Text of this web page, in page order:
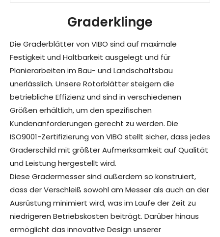
Graderklinge
Die Graderblätter von VIBO sind auf maximale
Festigkeit und Haltbarkeit ausgelegt und für
Planierarbeiten im Bau- und Landschaftsbau
unerlässlich. Unsere Rotorblätter steigern die
betriebliche Effizienz und sind in verschiedenen
Größen erhältlich, um den spezifischen
Kundenanforderungen gerecht zu werden. Die
ISO9001-Zertifizierung von VIBO stellt sicher, dass jedes
Graderschild mit größter Aufmerksamkeit auf Qualität
und Leistung hergestellt wird.
Diese Gradermesser sind außerdem so konstruiert,
dass der Verschleiß sowohl am Messer als auch an der
Ausrüstung minimiert wird, was im Laufe der Zeit zu
niedrigeren Betriebskosten beiträgt. Darüber hinaus
ermöglicht das innovative Design unserer